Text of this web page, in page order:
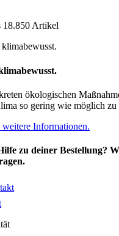
18.850 Artikel
ökologischen
so gering wie möglich zu
Informationen.
zu deiner Bestellung?